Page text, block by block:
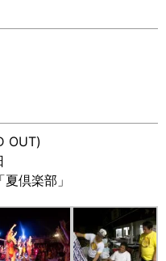
OUT)
倶楽部」